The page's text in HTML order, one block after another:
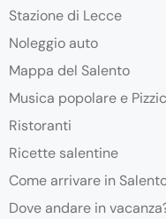
Stazione di Lecce
Noleggio auto
Mappa del Salento
Musica popolare e
Ristoranti
Ricette salentine
Come arrivare in
Dove andare in